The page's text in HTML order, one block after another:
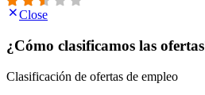
Close
¿Cómo clasificamos las
Clasificación de ofertas de empleo